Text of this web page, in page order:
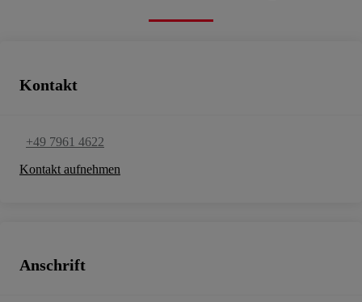
Kontakt
+49 7961 4622
Kontakt aufnehmen
Anschrift